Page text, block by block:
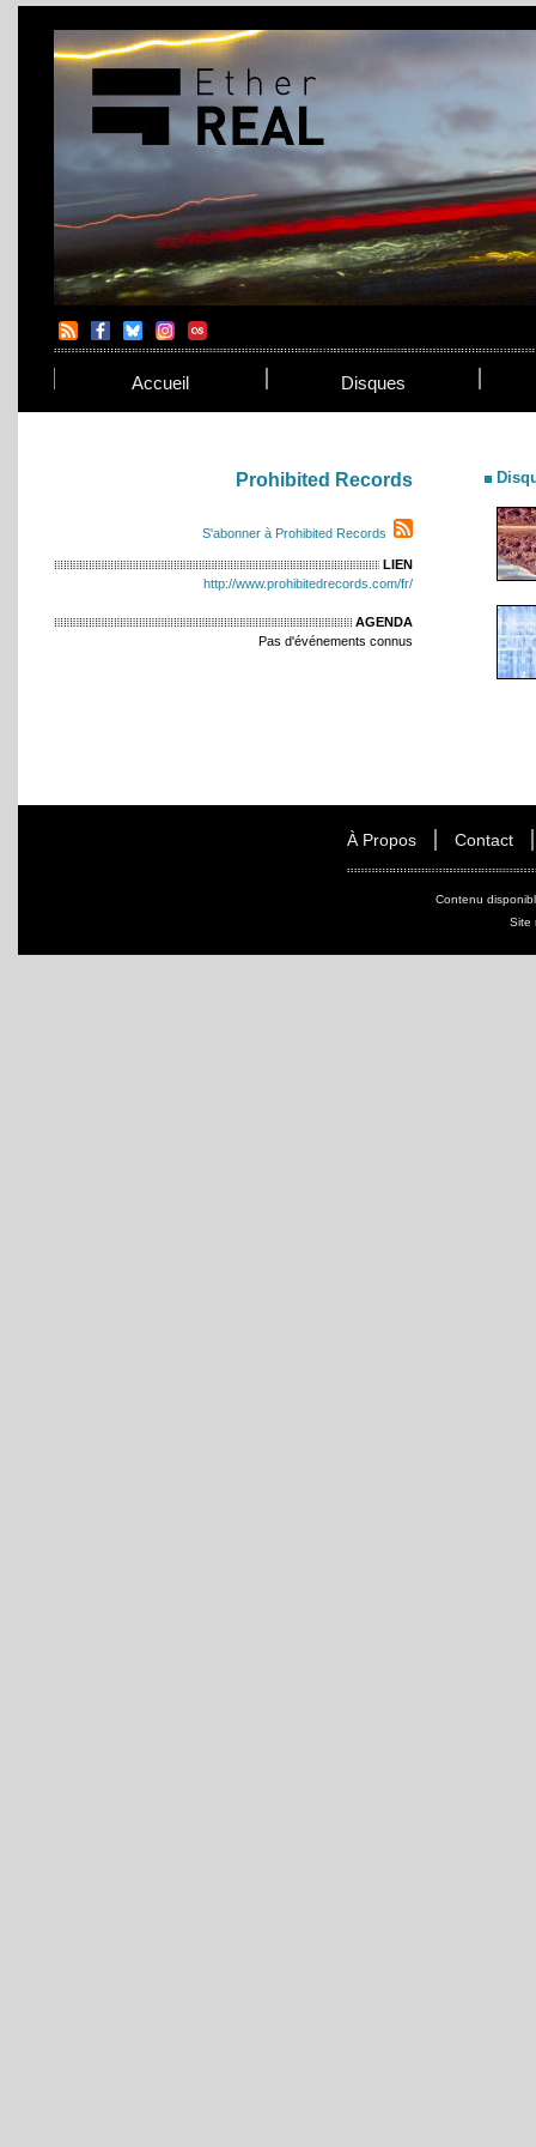
Accueil Disques
Prohibited Records
S'abonner à Prohibited Records
LIEN
http://www.prohibitedrecords.com/fr/
AGENDA
Pas d'événements connus
À Propos Contact
Contenu
Site